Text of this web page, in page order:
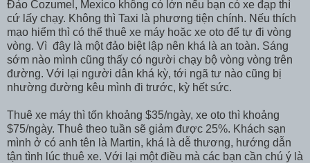
Đảo Cozumel, Mexico không có lớn nếu bạn có xe đạp thì
cứ lấy chạy. Không thì Taxi là phương tiện chính. Nếu thích
mạo hiểm thì có thể thuê xe máy hoặc xe oto để tự đi vòng
vòng. Vì đây là một đảo biệt lập nên khá là an toàn. Sáng
sớm nào mình cũng thấy có người chạy bộ vòng vòng trên
đường. Với lại người dân khá kỳ, tới ngã tư nào cũng bị
nhường đường kêu mình đi trước, kỳ hết sức.
Thuê xe máy thì tốn khoảng $35/ngày, xe oto thì khoảng
$75/ngày. Thuê theo tuần sẽ giảm được 25%. Khách sạn
mình ở có anh tên là Martin, khá là dễ thương, hướng dẫn
tận tình lúc thuê xe. Với lại một điều mà các bạn cần chú ý là